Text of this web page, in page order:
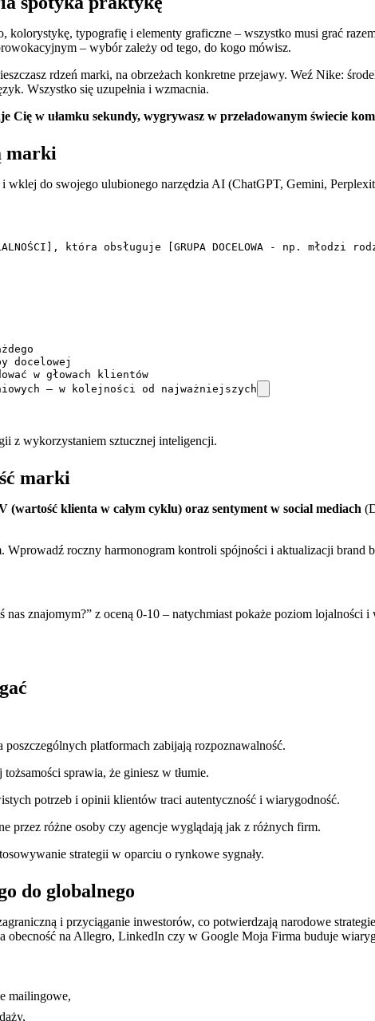
kolorystykę, typografię i elementy graficzne – wszystko musi grać
– wybór zależy od tego, do kogo mówisz.
rdzeń marki, na obrzeżach konkretne przejawy. Weź Nike:
Wszystko się uzupełnia i wzmacnia.
Cię w ułamku sekundy, wygrywasz w przeładowanym świecie
marki
do swojego ulubionego narzędzia AI (ChatGPT, Gemini,
która obsługuje [GRUPA DOCELOWA - np.
docelowej
w głowach klientów
– w kolejności od najważniejszych
z wykorzystaniem sztucznej inteligencji.
marki
klienta w całym cyklu) oraz sentyment w social mediach
roczny harmonogram kontroli spójności i aktualizacji brand
znajomym?” z oceną 0-10 – natychmiast pokaże poziom lojalności
platformach zabijają rozpoznawalność.
sprawia, że giniesz w tłumie.
potrzeb i opinii klientów traci autentyczność i wiarygodność.
przez różne osoby czy agencje wyglądają jak z różnych firm.
strategii w oparciu o rynkowe sygnały.
do globalnego
i przyciąganie inwestorów, co potwierdzają narodowe
obecność na Allegro, LinkedIn czy w Google Moja Firma buduje
mailingowe,